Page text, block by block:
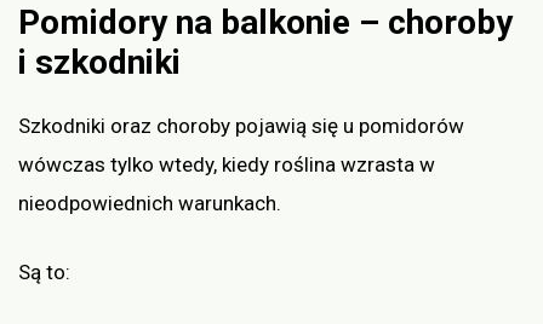
Pomidory na balkonie – choroby
i szkodniki
Szkodniki oraz choroby pojawią się u pomidorów
wówczas tylko wtedy, kiedy roślina wzrasta w
nieodpowiednich warunkach.
Są to: